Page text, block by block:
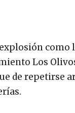
como
Los
de repetirse